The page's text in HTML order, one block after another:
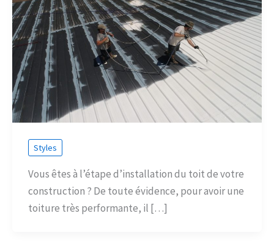
Styles
Vous êtes à l’étape d’installation du toit de votre
construction ? De toute évidence, pour avoir une
toiture très performante, il […]